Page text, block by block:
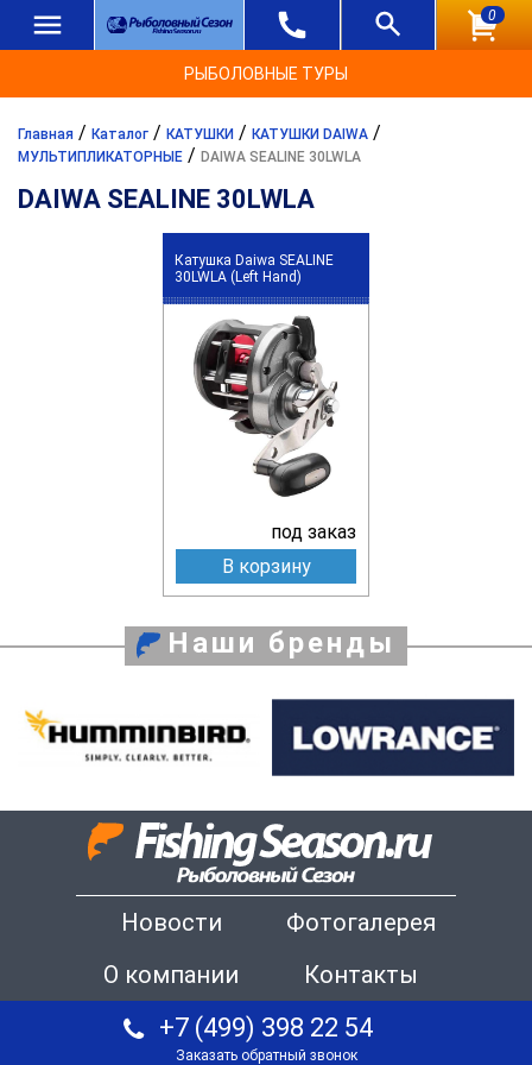
0
РЫБОЛОВНЫЕ ТУРЫ
Главная / Каталог / КАТУШКИ / КАТУШКИ DAIWA /
МУЛЬТИПЛИКАТОРНЫЕ / DAIWA SEALINE 30LWLA
DAIWA SEALINE 30LWLA
Катушка Daiwa SEALINE
30LWLA (Left Hand)
под заказ
В корзину
Наши бренды
Новости
Фотогалерея
О компании
Контакты
+7 (499) 398 22 54
Заказать обратный звонок